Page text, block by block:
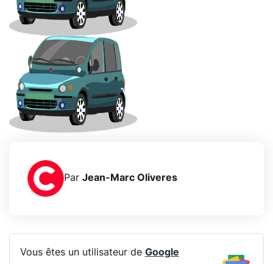
Par Jean-Marc Oliveres
Vous êtes un utilisateur de Google